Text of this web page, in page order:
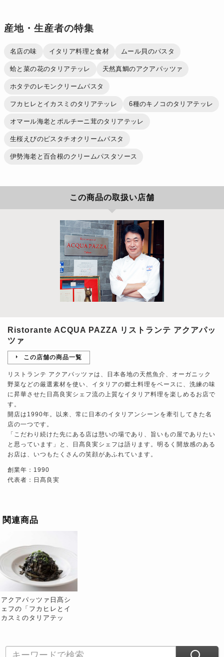
産地・生産者の特集
名店の味 イタリア料理と食材 ムール貝のパスタ
蛤と菜の花のタリアテッレ 天然真鯛のアクアパッツァ
ホタテのレモンクリームパスタ
フカヒレとイカスミのタリアテッレ 6種のキノコのタリアテッレ
オマール海老とポルチーニ茸のタリアテッレ
生桜えびのピスタチオクリームパスタ
伊勢海老と百合根のクリームパスタソース
この商品の取扱い店舗
Ristorante ACQUA PAZZA リストランテ アクアパッ
ツァ
この店舗の商品一覧
リストランテ アクアパッツァは、日本各地の天然魚介、オーガニック
野菜などの厳選素材を使い、イタリアの郷土料理をベースに、洗練の味
に昇華させた日髙良実シェフ流の上質なイタリア料理を楽しめるお店で
す。
開店は1990年。以来、常に日本のイタリアンシーンを牽引してきた名
店の一つです。
「こだわり続けた先にある店は憩いの場であり、旨いもの屋でありたい
と思っています」と、日髙良実シェフは語ります。明るく開放感のある
お店は、いつもたくさんの笑顔があふれています。
創業年：1990
代表者：日髙良実
関連商品
アクアパッツァ日髙シ
ェフの「フカヒレとイ
カスミのタリアテッ
個 ※冷凍